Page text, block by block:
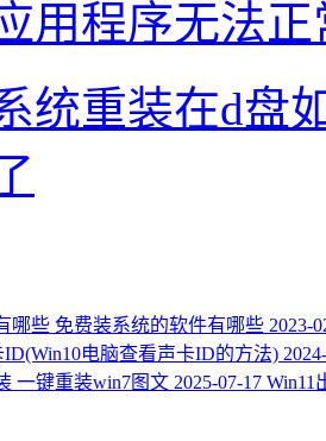
用程序无法正
统重装在d盘
哪些 免费装系统的软件有哪些 2023-
电脑查看声卡ID的方法)
一键重装win7图文 2025-07-17 Win11